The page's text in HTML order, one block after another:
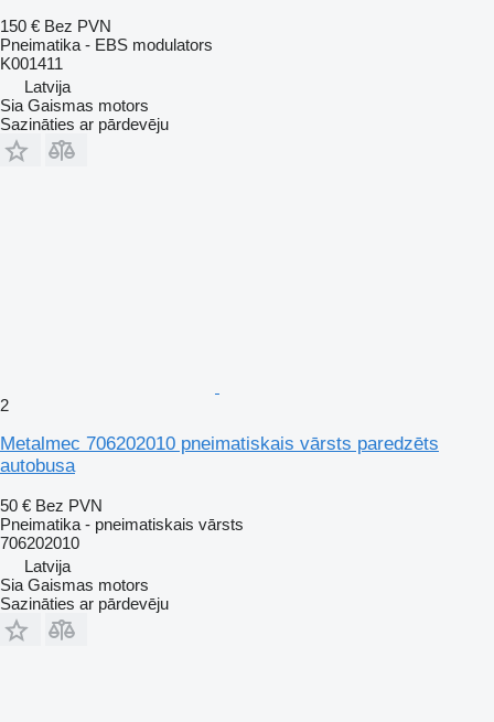
150 € Bez PVN
Pneimatika - EBS modulators
K001411
Latvija
Sia Gaismas motors
Sazināties ar pārdevēju
2
Metalmec 706202010 pneimatiskais vārsts paredzēts
autobusa
50 € Bez PVN
Pneimatika - pneimatiskais vārsts
706202010
Latvija
Sia Gaismas motors
Sazināties ar pārdevēju